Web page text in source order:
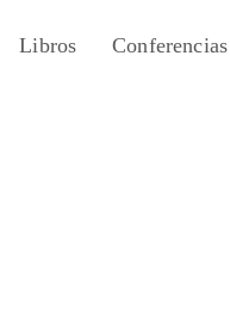
Libros Conferencias